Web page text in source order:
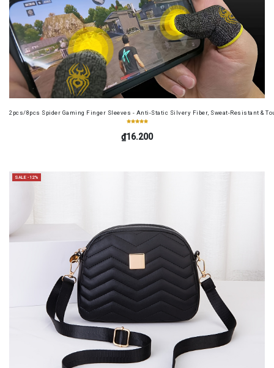
2pcs/8pcs Spider Gaming Finger Sleeves - Anti-Static Silvery Fiber, Sweat-Resistant &
₫16.200
SALE -12%